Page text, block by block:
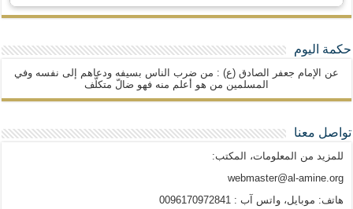
حكمة اليوم
عن الإمام جعفر الصادق (ع) : من ضرب الناس بسيفه ودعاهم إلى نفسه وفي
المسلمين من هو أعلم منه فهو ضالّ متكلّف
تواصل معنا
للمزيد من المعلومات، المكتب:
webmaster@al-amine.org
هاتف: موبايل، واتس آب : 0096170972841